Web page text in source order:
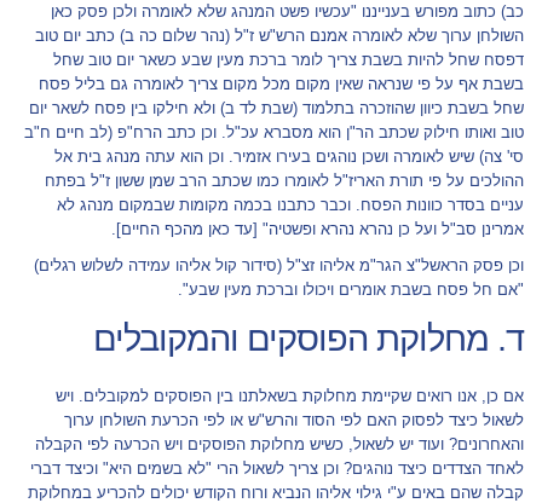
כב) כתוב מפורש בענייננו "עכשיו פשט המנהג שלא לאומרה ולכן פסק כאן
השולחן ערוך שלא לאומרה אמנם הרש"ש ז"ל (נהר שלום כה ב) כתב יום טוב
דפסח שחל להיות בשבת צריך לומר ברכת מעין שבע כשאר יום טוב שחל
בשבת אף על פי שנראה שאין מקום מכל מקום צריך לאומרה גם בליל פסח
שחל בשבת כיוון שהוזכרה בתלמוד (שבת לד ב) ולא חילקו בין פסח לשאר יום
טוב ואותו חילוק שכתב הר"ן הוא מסברא עכ"ל. וכן כתב הרח"פ (לב חיים ח"ב
סי' צה) שיש לאומרה ושכן נוהגים בעירו אזמיר. וכן הוא עתה מנהג בית אל
ההולכים על פי תורת האריז"ל לאומרו כמו שכתב הרב שמן ששון ז"ל בפתח
עניים בסדר כוונות הפסח. וכבר כתבנו בכמה מקומות שבמקום מנהג לא
אמרינן סב"ל ועל כן נהרא נהרא ופשטיה" [עד כאן מהכף החיים].
וכן פסק הראשל"צ הגר"מ אליהו זצ"ל (סידור קול אליהו עמידה לשלוש רגלים)
"אם חל פסח בשבת אומרים ויכולו וברכת מעין שבע".
ד. מחלוקת הפוסקים והמקובלים
אם כן, אנו רואים שקיימת מחלוקת בשאלתנו בין הפוסקים למקובלים. ויש
לשאול כיצד לפסוק האם לפי הסוד והרש"ש או לפי הכרעת השולחן ערוך
והאחרונים? ועוד יש לשאול, כשיש מחלוקת הפוסקים ויש הכרעה לפי הקבלה
לאחד הצדדים כיצד נוהגים? וכן צריך לשאול הרי "לא בשמים היא" וכיצד דברי
קבלה שהם באים ע"י גילוי אליהו הנביא ורוח הקודש יכולים להכריע במחלוקת